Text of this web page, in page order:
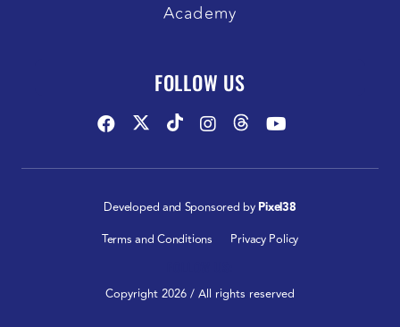
Academy
FOLLOW US
Developed and Sponsored by Pixel38
Terms and Conditions
Privacy Policy
Copyright 2026 / All rights reserved